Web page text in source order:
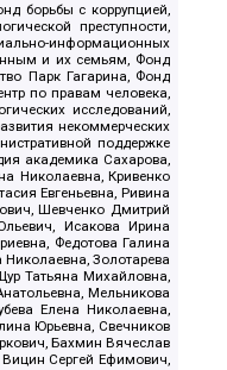
борьбы с коррупцией,
преступности,
информационных
и их семьям, Фонд
Парк Гагарина, Фонд
по правам человека,
исследований,
некоммерческих
поддержке
академика Сахарова,
Николаевна, Кривенко
Евгеньевна, Ривина
Шевченко Дмитрий
Исакова Ирина
Федотова Галина
Золотарева
Татьяна Михайловна,
Мельникова
Елена Николаевна,
Юрьевна, Свечников
Бахмин Вячеслав
Сергей Ефимович,